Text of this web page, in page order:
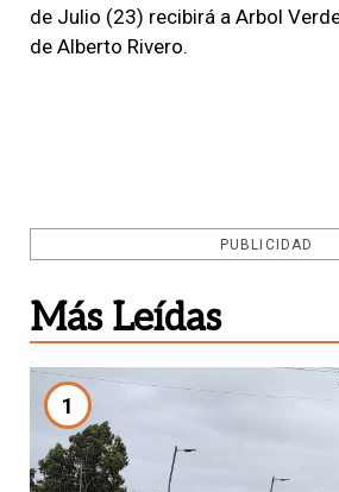
de Julio (23) recibirá a Arbol
de Alberto Rivero.
PUBLICIDAD
Más Leídas
1